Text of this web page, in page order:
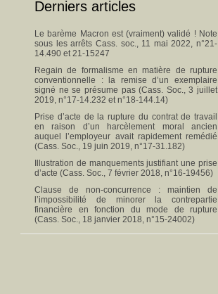
Derniers articles
Le barème Macron est (vraiment) validé ! Note
sous les arrêts Cass. soc., 11 mai 2022, n°21-
14.490 et 21-15247
Regain de formalisme en matière de rupture
conventionnelle : la remise d’un exemplaire
signé ne se présume pas (Cass. Soc., 3 juillet
2019, n°17-14.232 et n°18-144.14)
Prise d’acte de la rupture du contrat de travail
en raison d’un harcèlement moral ancien
auquel l’employeur avait rapidement remédié
(Cass. Soc., 19 juin 2019, n°17-31.182)
Illustration de manquements justifiant une prise
d’acte (Cass. Soc., 7 février 2018, n°16-19456)
Clause de non-concurrence : maintien de
l’impossibilité de minorer la contrepartie
financière en fonction du mode de rupture
(Cass. Soc., 18 janvier 2018, n°15-24002)